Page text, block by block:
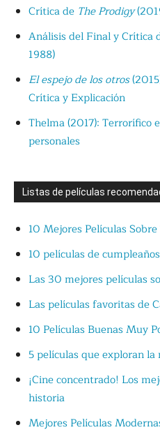
Crítica de The Prodigy
Análisis del Final y Crítica
1988)
El espejo de los otros
Crítica y Explicación
Thelma (2017): Terrorífico
personales
Listas de películas
10 Mejores Películas
10 películas de cumpleaños
Las 30 mejores películas
Las películas favoritas de
10 Películas Buenas Muy
5 películas que exploran
¡Cine concentrado! Los
historia
Mejores Películas